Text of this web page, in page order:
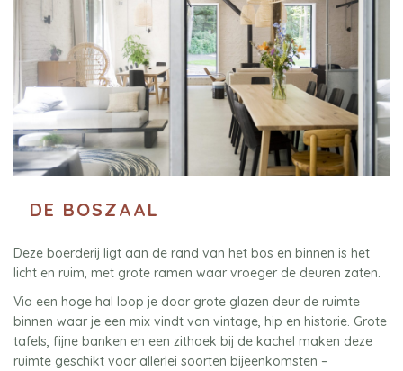
DE BOSZAAL
Deze boerderij ligt aan de rand van het bos en binnen is het
licht en ruim, met grote ramen waar vroeger de deuren zaten.
Via een hoge hal loop je door grote glazen deur de ruimte
binnen waar je een mix vindt van vintage, hip en historie. Grote
tafels, fijne banken en een zithoek bij de kachel maken deze
ruimte geschikt voor allerlei soorten bijeenkomsten –